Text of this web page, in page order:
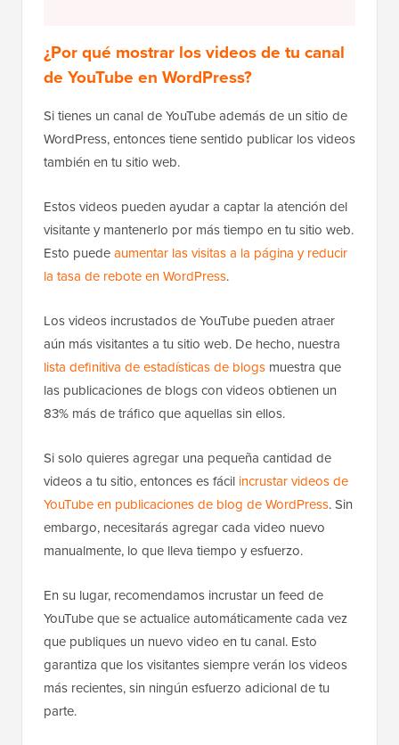
¿Por qué mostrar los videos de tu canal
de YouTube en WordPress?
Si tienes un canal de YouTube además de un sitio de
WordPress, entonces tiene sentido publicar los videos
también en tu sitio web.
Estos videos pueden ayudar a captar la atención del
visitante y mantenerlo por más tiempo en tu sitio web.
Esto puedeaumentar las visitas a la página y reducir
la tasa de rebote en WordPress.
Los videos incrustados de YouTube pueden atraer
aún más visitantes a tu sitio web. De hecho, nuestra
lista definitiva de estadísticas de blogs muestra que
las publicaciones de blogs con videos obtienen un
83% más de tráfico que aquellas sin ellos.
Si solo quieres agregar una pequeña cantidad de
videos a tu sitio, entonces es fácil incrustar videos de
YouTube en publicaciones de blog de WordPress. Sin
embargo, necesitarás agregar cada video nuevo
manualmente, lo que lleva tiempo y esfuerzo.
En su lugar, recomendamos incrustar un feed de
YouTube que se actualice automáticamente cada vez
que publiques un nuevo video en tu canal. Esto
garantiza que los visitantes siempre verán los videos
más recientes, sin ningún esfuerzo adicional de tu
parte.